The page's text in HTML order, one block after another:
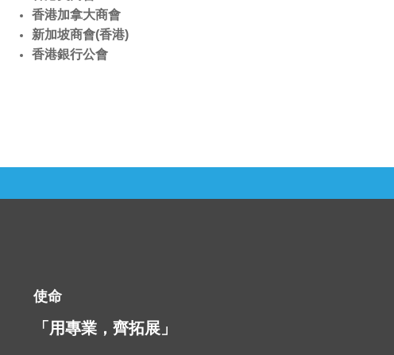
香港加拿大商會
新加坡商會(香港)
香港銀行公會
使命
「用專業，齊拓展」